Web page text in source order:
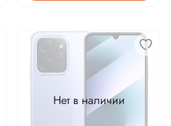
Нет в наличии